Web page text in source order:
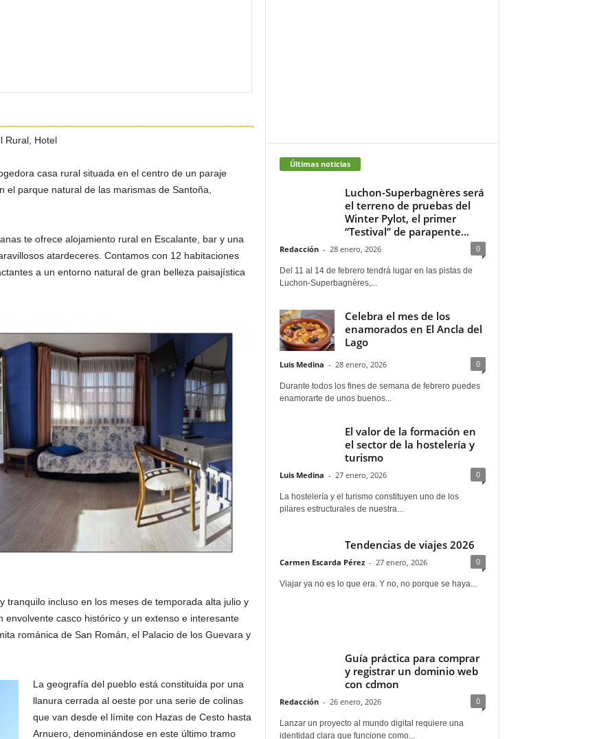
Rural, Hotel
casa rural situada en el centro de un paraje
parque natural de las marismas de Santoña,
te ofrece alojamiento rural en Escalante, bar y una
atardeceres. Contamos con 12 habitaciones
a un entorno natural de gran belleza paisajística
tranquilo incluso en los meses de temporada alta julio y
casco histórico y un extenso e interesante
románica de San Román, el Palacio de los Guevara y
La geografía del pueblo está constituida por una
llanura cerrada al oeste por una serie de colinas
que van desde el límite con Hazas de Cesto hasta
Arnuero, denominándose en este último tramo
Últimas noticias
Luchon-Superbagnères será
el terreno de pruebas del
Winter Pylot, el primer
“Testival” de parapente...
Redacción - 28 enero, 2026 0
Del 11 al 14 de febrero tendrá lugar en las pistas de
Luchon-Superbagnères,...
Celebra el mes de los
enamorados en El Ancla del
Lago
Luis Medina - 28 enero, 2026 0
Durante todos los fines de semana de febrero puedes
enamorarte de unos buenos...
El valor de la formación en
el sector de la hostelería y
turismo
Luis Medina - 27 enero, 2026 0
La hostelería y el turismo constituyen uno de los
pilares estructurales de nuestra...
Tendencias de viajes 2026
Carmen Escarda Pérez - 27 enero, 2026 0
Viajar ya no es lo que era. Y no, no porque se haya...
Guía práctica para comprar
y registrar un dominio web
con cdmon
Redacción - 26 enero, 2026 0
Lanzar un proyecto al mundo digital requiere una
identidad clara que funcione como...